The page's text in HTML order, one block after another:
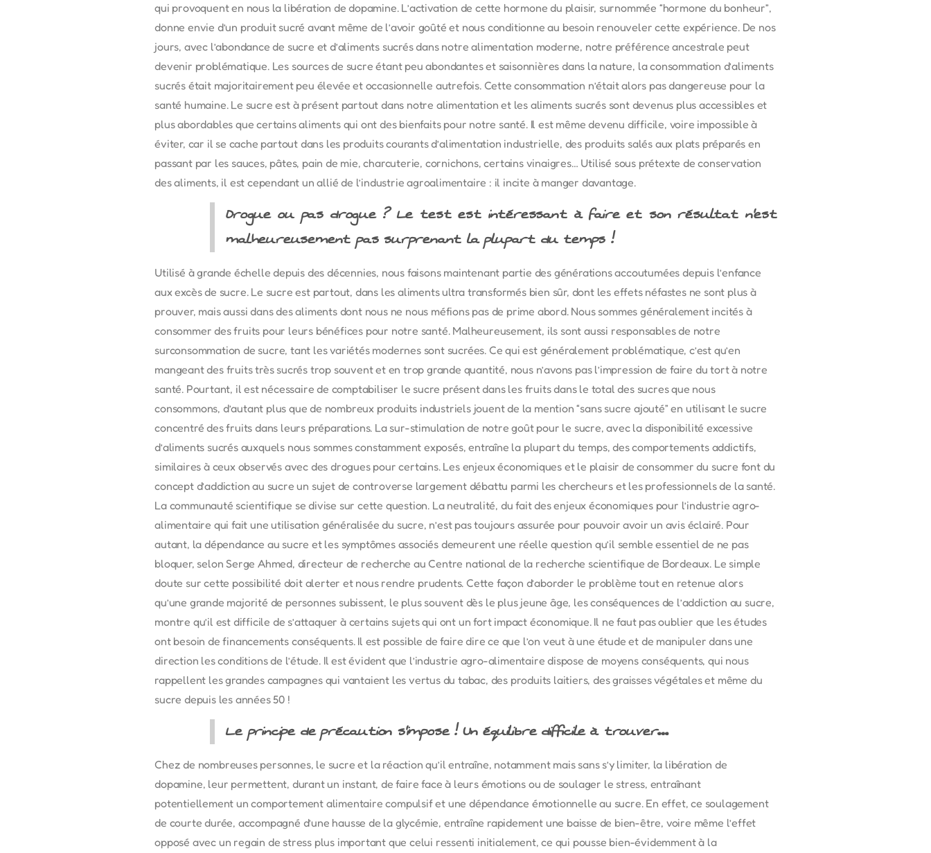
qui provoquent en nous la libération de dopamine. L’activation de cette hormone du plaisir, surnommée “hormone du bonheur”,
donne envie d’un produit sucré avant même de l’avoir goûté et nous conditionne au besoin renouveler cette expérience. De nos
jours, avec l’abondance de sucre et d’aliments sucrés dans notre alimentation moderne, notre préférence ancestrale peut
devenir problématique. Les sources de sucre étant peu abondantes et saisonnières dans la nature, la consommation d’aliments
sucrés était majoritairement peu élevée et occasionnelle autrefois. Cette consommation n’était alors pas dangereuse pour la
santé humaine. Le sucre est à présent partout dans notre alimentation et les aliments sucrés sont devenus plus accessibles et
plus abordables que certains aliments qui ont des bienfaits pour notre santé. Il est même devenu difficile, voire impossible à
éviter, car il se cache partout dans les produits courants d’alimentation industrielle, des produits salés aux plats préparés en
passant par les sauces, pâtes, pain de mie, charcuterie, cornichons, certains vinaigres… Utilisé sous prétexte de conservation
des aliments, il est cependant un allié de l’industrie agroalimentaire : il incite à manger davantage.
Drogue ou pas drogue ? Le test est intéressant à faire et son résultat n’est
malheureusement pas surprenant la plupart du temps !
Utilisé à grande échelle depuis des décennies, nous faisons maintenant partie des générations accoutumées depuis l’enfance
aux excès de sucre. Le sucre est partout, dans les aliments ultra transformés bien sûr, dont les effets néfastes ne sont plus à
prouver, mais aussi dans des aliments dont nous ne nous méfions pas de prime abord. Nous sommes généralement incités à
consommer des fruits pour leurs bénéfices pour notre santé. Malheureusement, ils sont aussi responsables de notre
surconsommation de sucre, tant les variétés modernes sont sucrées. Ce qui est généralement problématique, c’est qu’en
mangeant des fruits très sucrés trop souvent et en trop grande quantité, nous n’avons pas l’impression de faire du tort à notre
santé. Pourtant, il est nécessaire de comptabiliser le sucre présent dans les fruits dans le total des sucres que nous
consommons, d’autant plus que de nombreux produits industriels jouent de la mention “sans sucre ajouté” en utilisant le sucre
concentré des fruits dans leurs préparations. La sur-stimulation de notre goût pour le sucre, avec la disponibilité excessive
d’aliments sucrés auxquels nous sommes constamment exposés, entraîne la plupart du temps, des comportements addictifs,
similaires à ceux observés avec des drogues pour certains. Les enjeux économiques et le plaisir de consommer du sucre font du
concept d’addiction au sucre un sujet de controverse largement débattu parmi les chercheurs et les professionnels de la santé.
La communauté scientifique se divise sur cette question. La neutralité, du fait des enjeux économiques pour l’industrie agro-
alimentaire qui fait une utilisation généralisée du sucre, n’est pas toujours assurée pour pouvoir avoir un avis éclairé. Pour
autant, la dépendance au sucre et les symptômes associés demeurent une réelle question qu’il semble essentiel de ne pas
bloquer, selon Serge Ahmed, directeur de recherche au Centre national de la recherche scientifique de Bordeaux. Le simple
doute sur cette possibilité doit alerter et nous rendre prudents. Cette façon d’aborder le problème tout en retenue alors
qu’une grande majorité de personnes subissent, le plus souvent dès le plus jeune âge, les conséquences de l’addiction au sucre,
montre qu’il est difficile de s’attaquer à certains sujets qui ont un fort impact économique. Il ne faut pas oublier que les études
ont besoin de financements conséquents. Il est possible de faire dire ce que l’on veut à une étude et de manipuler dans une
direction les conditions de l’étude. Il est évident que l’industrie agro-alimentaire dispose de moyens conséquents, qui nous
rappellent les grandes campagnes qui vantaient les vertus du tabac, des produits laitiers, des graisses végétales et même du
sucre depuis les années 50 !
Le principe de précaution s’impose ! Un équilibre difficile à trouver…
Chez de nombreuses personnes, le sucre et la réaction qu’il entraîne, notamment mais sans s’y limiter, la libération de
dopamine, leur permettent, durant un instant, de faire face à leurs émotions ou de soulager le stress, entraînant
potentiellement un comportement alimentaire compulsif et une dépendance émotionnelle au sucre. En effet, ce soulagement
de courte durée, accompagné d’une hausse de la glycémie, entraîne rapidement une baisse de bien-être, voire même l’effet
opposé avec un regain de stress plus important que celui ressenti initialement, ce qui pousse bien-évidemment à la